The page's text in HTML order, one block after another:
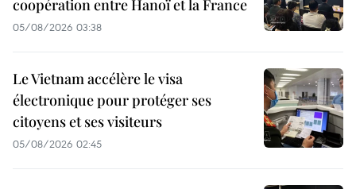
coopération entre Hanoï et la France
05/08/2026 03:38
Le Vietnam accélère le visa
électronique pour protéger ses
citoyens et ses visiteurs
05/08/2026 02:45